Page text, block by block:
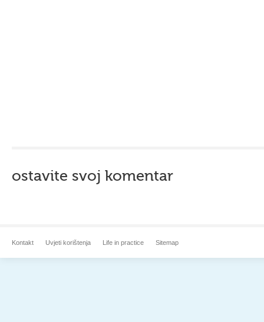
ostavite svoj komentar
Kontakt Uvjeti korištenja Life in practice Sitemap